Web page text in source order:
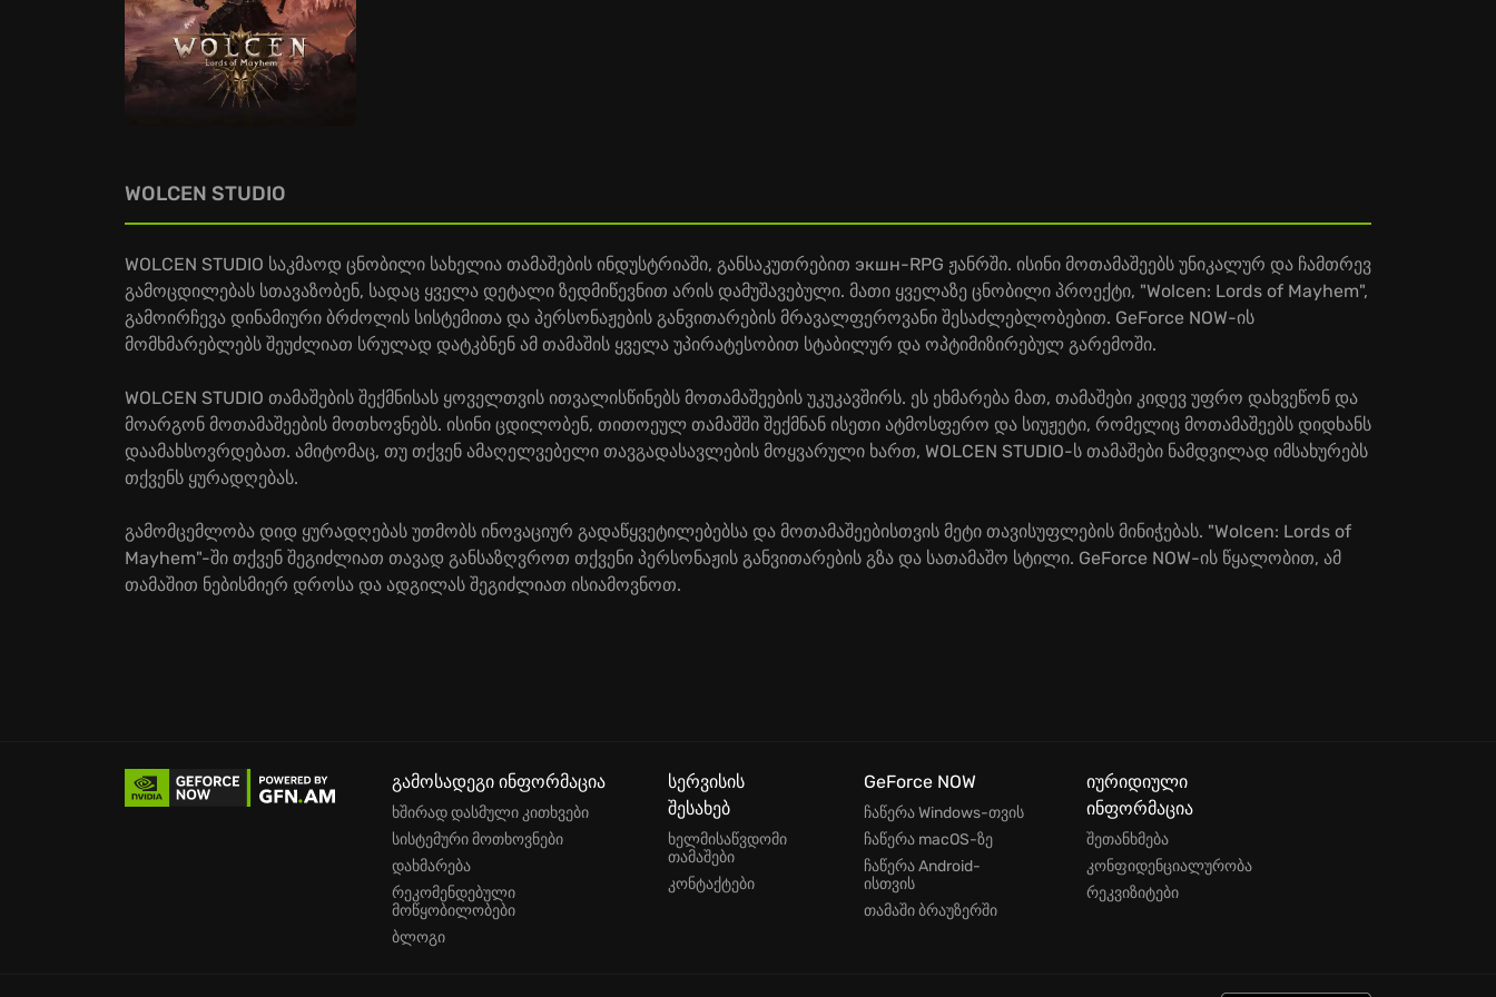
WOLCEN STUDIO
WOLCEN STUDIO საკმაოდ ცნობილი სახელია თამაშების ინდუსტრიაში, განსაკუთრებით экшн-RPG ჟანრში. ისინი მოთამაშეებს უნიკალურ და ჩამთრევ
გამოცდილებას სთავაზობენ, სადაც ყველა დეტალი ზედმიწევნით არის დამუშავებული. მათი ყველაზე ცნობილი პროექტი, "Wolcen: Lords of Mayhem",
გამოირჩევა დინამიური ბრძოლის სისტემითა და პერსონაჟების განვითარების მრავალფეროვანი შესაძლებლობებით. GeForce NOW-ის
მომხმარებლებს შეუძლიათ სრულად დატკბნენ ამ თამაშის ყველა უპირატესობით სტაბილურ და ოპტიმიზირებულ გარემოში.
WOLCEN STUDIO თამაშების შექმნისას ყოველთვის ითვალისწინებს მოთამაშეების უკუკავშირს. ეს ეხმარება მათ, თამაშები კიდევ უფრო დახვეწონ და
მოარგონ მოთამაშეების მოთხოვნებს. ისინი ცდილობენ, თითოეულ თამაშში შექმნან ისეთი ატმოსფერო და სიუჟეტი, რომელიც მოთამაშეებს დიდხანს
დაამახსოვრდებათ. ამიტომაც, თუ თქვენ ამაღელვებელი თავგადასავლების მოყვარული ხართ, WOLCEN STUDIO-ს თამაშები ნამდვილად იმსახურებს
თქვენს ყურადღებას.
გამომცემლობა დიდ ყურადღებას უთმობს ინოვაციურ გადაწყვეტილებებსა და მოთამაშეებისთვის მეტი თავისუფლების მინიჭებას. "Wolcen: Lords of
Mayhem"-ში თქვენ შეგიძლიათ თავად განსაზღვროთ თქვენი პერსონაჟის განვითარების გზა და სათამაშო სტილი. GeForce NOW-ის წყალობით, ამ
თამაშით ნებისმიერ დროსა და ადგილას შეგიძლიათ ისიამოვნოთ.
გამოსადეგი ინფორმაცია
ხშირად დასმული კითხვები
სისტემური მოთხოვნები
დახმარება
რეკომენდებული
მოწყობილობები
ბლოგი
სერვისის
შესახებ
ხელმისაწვდომი
თამაშები
კონტაქტები
GeForce NOW
ჩაწერა Windows-თვის
ჩაწერა macOS-ზე
ჩაწერა Android-
ისთვის
თამაში ბრაუზერში
იურიდიული
ინფორმაცია
შეთანხმება
კონფიდენციალურობა
რეკვიზიტები